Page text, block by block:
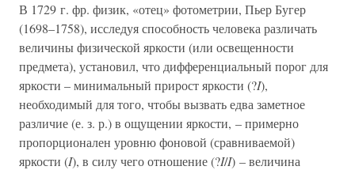
В 1729 г. фр. физик, «отец» фотометрии, Пьер Бугер
(1698–1758), исследуя способность человека различать
величины физической яркости (или освещенности
предмета), установил, что дифференциальный порог для
яркости – минимальный прирост яркости (?I),
необходимый для того, чтобы вызвать едва заметное
различие (е. з. р.) в ощущении яркости, – примерно
пропорционален уровню фоновой (сравниваемой)
яркости (I), в силу чего отношение (?I/I) – величина